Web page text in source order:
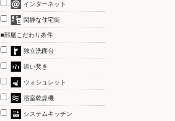
インターネット
閑静な住宅街
■部屋こだわり条件
独立洗面台
追い焚き
ウォシュレット
浴室乾燥機
システムキッチン